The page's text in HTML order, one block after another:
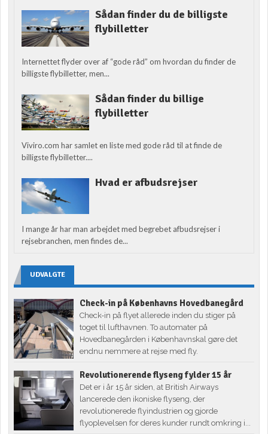
Sådan finder du de billigste
flybilletter
Internettet flyder over af “gode råd” om hvordan du finder de
billigste flybilletter, men...
Sådan finder du billige
flybilletter
Viviro.com har samlet en liste med gode råd til at finde de
billigste flybilletter....
Hvad er afbudsrejser
I mange år har man arbejdet med begrebet afbudsrejser i
rejsebranchen, men findes de...
UDVALGTE
Check-in på Københavns Hovedbanegård
Check-in på flyet allerede inden du stiger på
toget til lufthavnen. To automater på
Hovedbanegården i Københavnskal gøre det
endnu nemmere at rejse med fly.
Revolutionerende flyseng fylder 15 år
Det er i år 15 år siden, at British Airways
lancerede den ikoniske flyseng, der
revolutionerede flyindustrien og gjorde
flyoplevelsen for deres kunder rundt omkring i...